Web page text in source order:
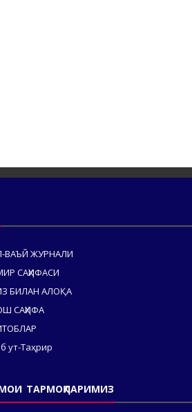
ВАЪЙ ЖУРНАЛИ
САҲИФАСИ
БИЛАН АЛОҚА
САҲИФА
ут-Таҳрир
ТАРМОҚЛАРИМИЗ